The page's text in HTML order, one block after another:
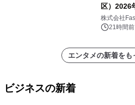
区）2026
中無休の
株式会社
21時間前
エンタメの新着をも
ビジネスの新着